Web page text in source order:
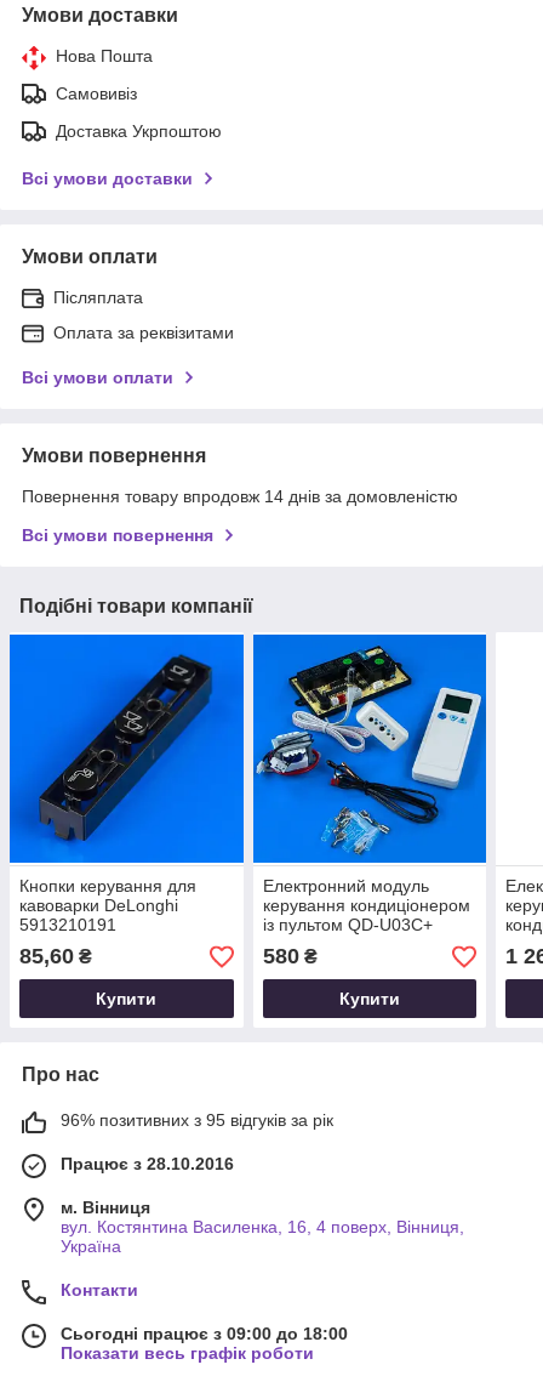
Умови доставки
Нова Пошта
Самовивіз
Доставка Укрпоштою
Всі умови доставки
Умови оплати
Післяплата
Оплата за реквізитами
Всі умови оплати
Умови повернення
Повернення товару впродовж 14 днів за домовленістю
Всі умови повернення
Подібні товари компанії
Кнопки керування для
кавоварки DeLonghi
5913210191
85,60 ₴
Купити
Електронний модуль
керування кондиціонером
із пультом QD-U03C+
580₴
Купити
1
Про нас
96% позитивних з 95 відгуків за рік
Працює з 28.10.2016
м. Вінниця
вул. Костянтина Василенка, 16, 4 поверх, Вінниця,
Україна
Контакти
Сьогодні працює з 09:00 до 18:00
Показати весь графік роботи